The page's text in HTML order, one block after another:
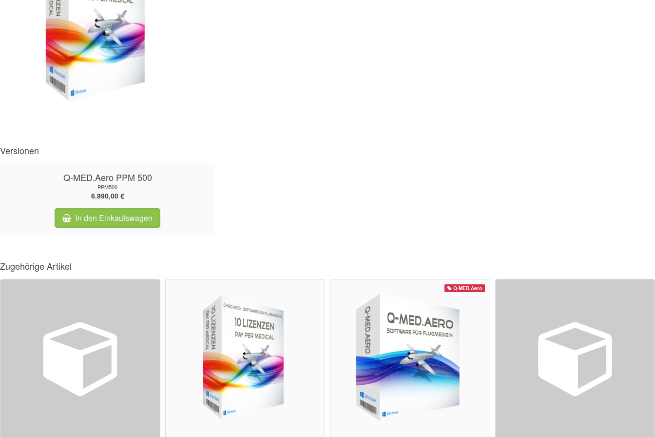
Versionen
Q-MED.Aero PPM 500
PPM500
6.990,00 €
In den Einkaufswagen
Zugehörige Artikel
Q-MED.Aero